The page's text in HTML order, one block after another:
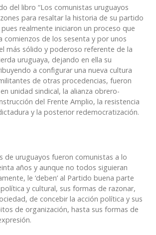
del libro “Los comunistas uruguayos
para resaltar la historia de su partido
realmente iniciaron un proceso que
comienzos de los sesenta y por unos
más sólido y poderoso referente de la
uruguaya, dejando en ella su
a configurar una nueva cultura
de otras procedencias, fueron
unidad sindical, la alianza obrero-
del Frente Amplio, la resistencia
y la posterior redemocratización.
de uruguayos fueron comunistas a lo
años y aunque no todos siguieran
le ‘deben’ al Partido buena parte
y cultural, sus formas de razonar,
de concebir la acción política y sus
de organización, hasta sus formas de